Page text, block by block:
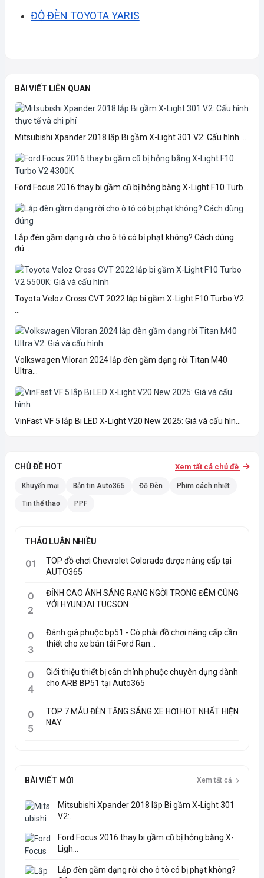
ĐỘ ĐÈN TOYOTA YARIS
BÀI VIẾT LIÊN QUAN
Mitsubishi Xpander 2018 lắp Bi gầm X-Light 301 V2: Cấu hình ...
Ford Focus 2016 thay bi gầm cũ bị hỏng bằng X-Light F10 Turb...
Lắp đèn gầm dạng rời cho ô tô có bị phạt không? Cách dùng
đú...
Toyota Veloz Cross CVT 2022 lắp bi gầm X-Light F10 Turbo V2
Volkswagen Viloran 2024 lắp đèn gầm dạng rời Titan M40
Ultra...
VinFast VF 5 lắp Bi LED X-Light V20 New 2025: Giá và cấu hìn...
CHỦ ĐỀ HOT Xem tất cả chủ đề
Khuyến mại Bản tin Auto365 Độ Đèn Phim cách nhiệt
Tin thể thao PPF
THẢO LUẬN NHIỀU
01
TOP đồ chơi Chevrolet Colorado được nâng cấp tại
AUTO365
0
2
ĐỈNH CAO ÁNH SÁNG RẠNG NGỜI TRONG ĐÊM CÙNG
VỚI HYUNDAI TUCSON
0
3
Đánh giá phuộc bp51 - Có phải đồ chơi nâng cấp cần
thiết cho xe bán tải Ford Ran...
0
4
Giới thiệu thiết bị cân chỉnh phuộc chuyên dụng dành
cho ARB BP51 tại Auto365
0
5
TOP 7 MẪU ĐÈN TĂNG SÁNG XE HƠI HOT NHẤT HIỆN
NAY
BÀI VIẾT MỚI Xem tất cả
Mitsubishi Xpander 2018 lắp Bi gầm X-Light 301
V2:...
Ford Focus 2016 thay bi gầm cũ bị hỏng bằng X-
Ligh...
Lắp đèn gầm dạng rời cho ô tô có bị phạt không?